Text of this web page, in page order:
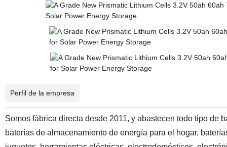
Perfil de la empresa
Somos fábrica directa desde 2011, y abastecen todo tipo de
baterías de almacenamiento de energía para el hogar,